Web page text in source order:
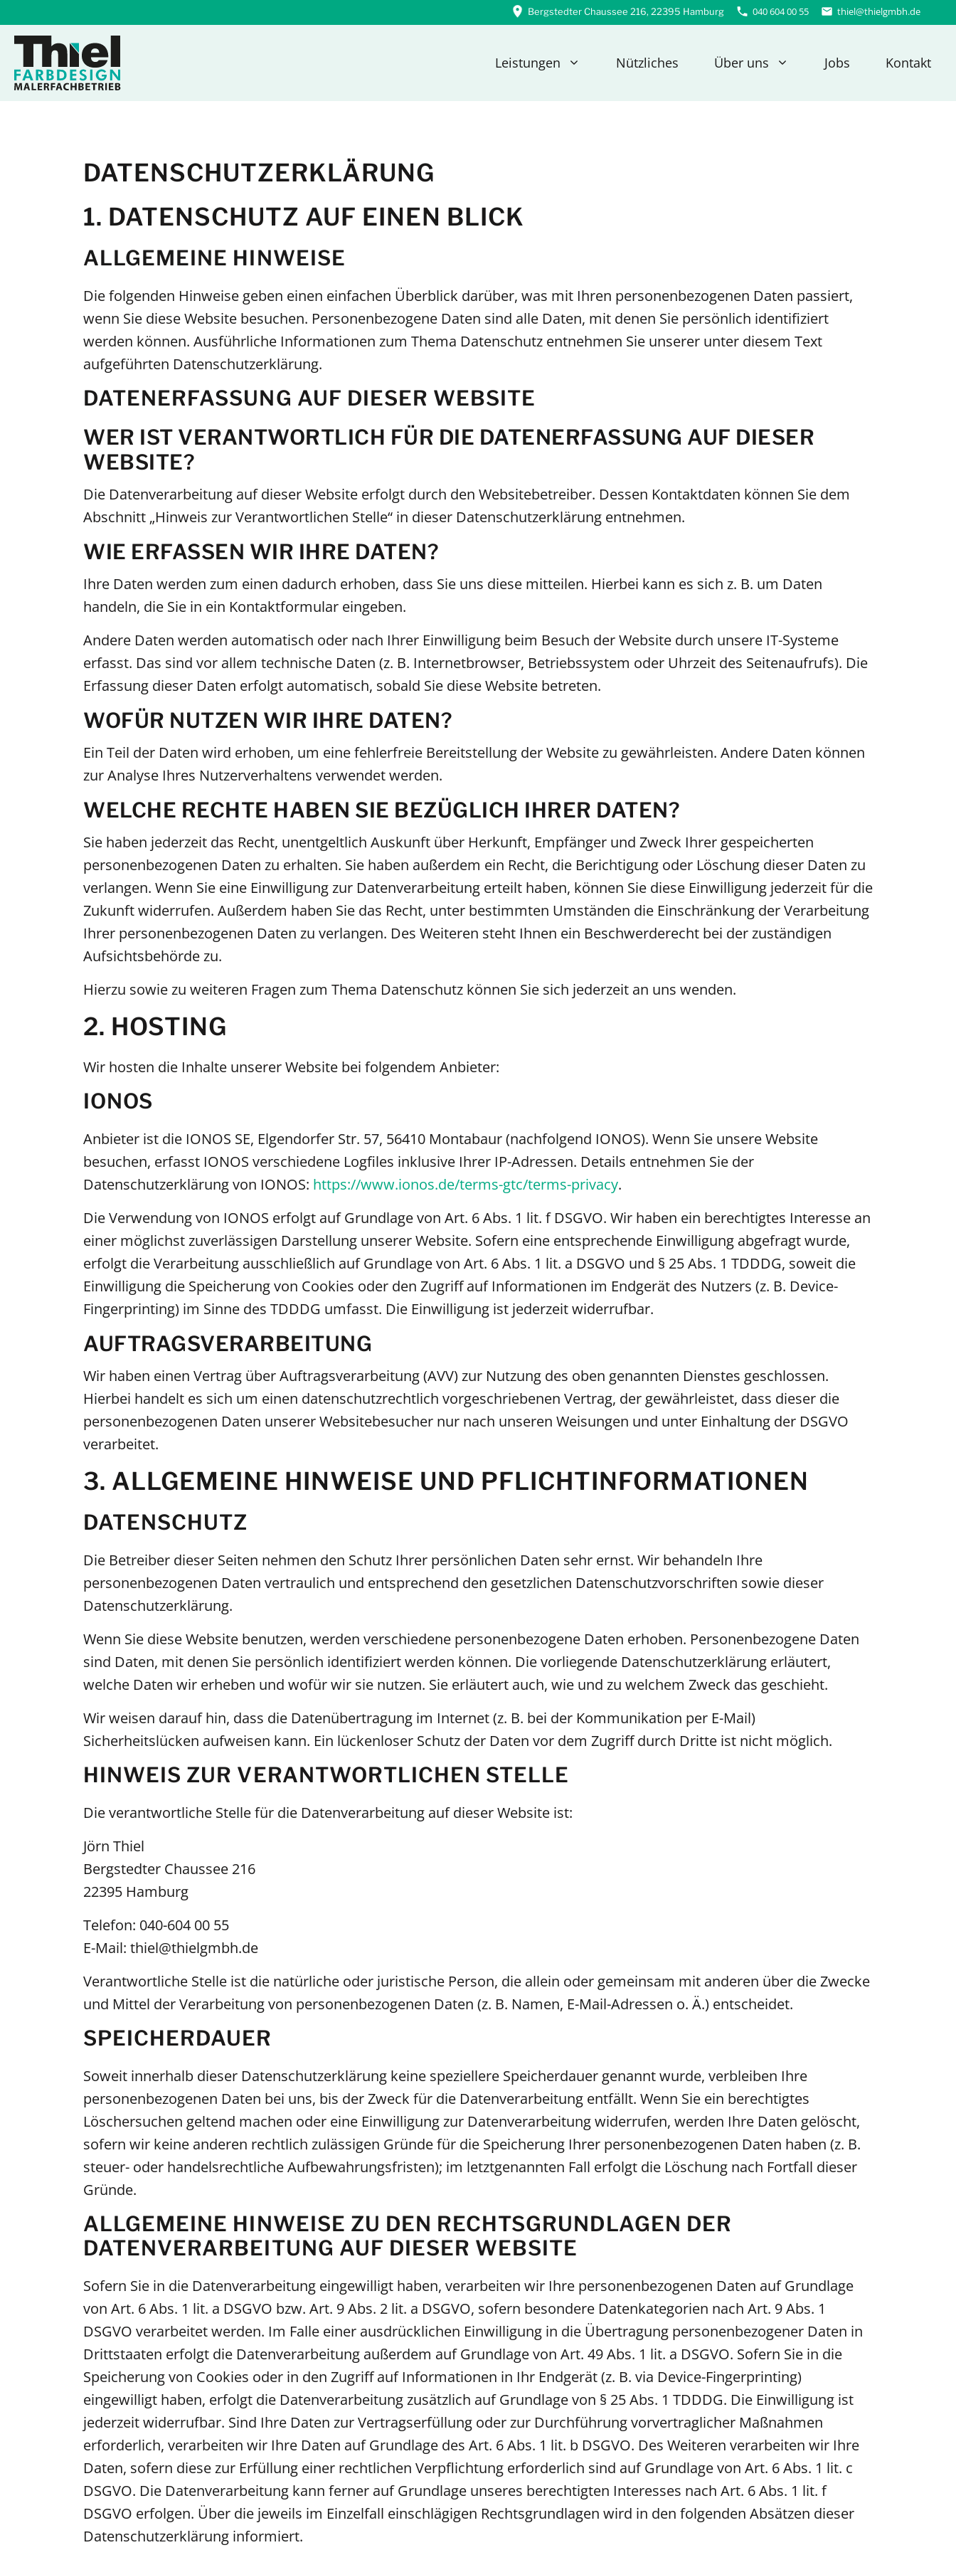
Inhalt
springen
Bergstedter Chaussee 216, 22395 Hamburg 040 604 00 55 thiel@thielgmbh.de
Leistungen Nützliches Über uns Jobs Kontakt
DATENSCHUTZ­ERKLÄRUNG
1. DATENSCHUTZ AUF EINEN BLICK
ALLGEMEINE HINWEISE
Die folgenden Hinweise geben einen einfachen Überblick darüber, was mit Ihren personenbezogenen Daten passiert,
wenn Sie diese Website besuchen. Personenbezogene Daten sind alle Daten, mit denen Sie persönlich identifiziert
werden können. Ausführliche Informationen zum Thema Datenschutz entnehmen Sie unserer unter diesem Text
aufgeführten Datenschutzerklärung.
DATENERFASSUNG AUF DIESER WEBSITE
WER IST VERANTWORTLICH FÜR DIE DATENERFASSUNG AUF DIESER
WEBSITE?
Die Datenverarbeitung auf dieser Website erfolgt durch den Websitebetreiber. Dessen Kontaktdaten können Sie dem
Abschnitt „Hinweis zur Verantwortlichen Stelle“ in dieser Datenschutzerklärung entnehmen.
WIE ERFASSEN WIR IHRE DATEN?
Ihre Daten werden zum einen dadurch erhoben, dass Sie uns diese mitteilen. Hierbei kann es sich z. B. um Daten
handeln, die Sie in ein Kontaktformular eingeben.
Andere Daten werden automatisch oder nach Ihrer Einwilligung beim Besuch der Website durch unsere IT-Systeme
erfasst. Das sind vor allem technische Daten (z. B. Internetbrowser, Betriebssystem oder Uhrzeit des Seitenaufrufs). Die
Erfassung dieser Daten erfolgt automatisch, sobald Sie diese Website betreten.
WOFÜR NUTZEN WIR IHRE DATEN?
Ein Teil der Daten wird erhoben, um eine fehlerfreie Bereitstellung der Website zu gewährleisten. Andere Daten können
zur Analyse Ihres Nutzerverhaltens verwendet werden.
WELCHE RECHTE HABEN SIE BEZÜGLICH IHRER DATEN?
Sie haben jederzeit das Recht, unentgeltlich Auskunft über Herkunft, Empfänger und Zweck Ihrer gespeicherten
personenbezogenen Daten zu erhalten. Sie haben außerdem ein Recht, die Berichtigung oder Löschung dieser Daten zu
verlangen. Wenn Sie eine Einwilligung zur Datenverarbeitung erteilt haben, können Sie diese Einwilligung jederzeit für die
Zukunft widerrufen. Außerdem haben Sie das Recht, unter bestimmten Umständen die Einschränkung der Verarbeitung
Ihrer personenbezogenen Daten zu verlangen. Des Weiteren steht Ihnen ein Beschwerderecht bei der zuständigen
Aufsichtsbehörde zu.
Hierzu sowie zu weiteren Fragen zum Thema Datenschutz können Sie sich jederzeit an uns wenden.
2. HOSTING
Wir hosten die Inhalte unserer Website bei folgendem Anbieter:
IONOS
Anbieter ist die IONOS SE, Elgendorfer Str. 57, 56410 Montabaur (nachfolgend IONOS). Wenn Sie unsere Website
besuchen, erfasst IONOS verschiedene Logfiles inklusive Ihrer IP-Adressen. Details entnehmen Sie der
Datenschutzerklärung von IONOS: https://www.ionos.de/terms-gtc/terms-privacy.
Die Verwendung von IONOS erfolgt auf Grundlage von Art. 6 Abs. 1 lit. f DSGVO. Wir haben ein berechtigtes Interesse an
einer möglichst zuverlässigen Darstellung unserer Website. Sofern eine entsprechende Einwilligung abgefragt wurde,
erfolgt die Verarbeitung ausschließlich auf Grundlage von Art. 6 Abs. 1 lit. a DSGVO und § 25 Abs. 1 TDDDG, soweit die
Einwilligung die Speicherung von Cookies oder den Zugriff auf Informationen im Endgerät des Nutzers (z. B. Device-
Fingerprinting) im Sinne des TDDDG umfasst. Die Einwilligung ist jederzeit widerrufbar.
AUFTRAGSVERARBEITUNG
Wir haben einen Vertrag über Auftragsverarbeitung (AVV) zur Nutzung des oben genannten Dienstes geschlossen.
Hierbei handelt es sich um einen datenschutzrechtlich vorgeschriebenen Vertrag, der gewährleistet, dass dieser die
personenbezogenen Daten unserer Websitebesucher nur nach unseren Weisungen und unter Einhaltung der DSGVO
verarbeitet.
3. ALLGEMEINE HINWEISE UND PFLICHT­INFORMATIONEN
DATENSCHUTZ
Die Betreiber dieser Seiten nehmen den Schutz Ihrer persönlichen Daten sehr ernst. Wir behandeln Ihre
personenbezogenen Daten vertraulich und entsprechend den gesetzlichen Datenschutzvorschriften sowie dieser
Datenschutzerklärung.
Wenn Sie diese Website benutzen, werden verschiedene personenbezogene Daten erhoben. Personenbezogene Daten
sind Daten, mit denen Sie persönlich identifiziert werden können. Die vorliegende Datenschutzerklärung erläutert,
welche Daten wir erheben und wofür wir sie nutzen. Sie erläutert auch, wie und zu welchem Zweck das geschieht.
Wir weisen darauf hin, dass die Datenübertragung im Internet (z. B. bei der Kommunikation per E-Mail)
Sicherheitslücken aufweisen kann. Ein lückenloser Schutz der Daten vor dem Zugriff durch Dritte ist nicht möglich.
HINWEIS ZUR VERANTWORTLICHEN STELLE
Die verantwortliche Stelle für die Datenverarbeitung auf dieser Website ist:
Jörn Thiel
Bergstedter Chaussee 216
22395 Hamburg
Telefon: 040-604 00 55
E-Mail: thiel@thielgmbh.de
Verantwortliche Stelle ist die natürliche oder juristische Person, die allein oder gemeinsam mit anderen über die Zwecke
und Mittel der Verarbeitung von personenbezogenen Daten (z. B. Namen, E-Mail-Adressen o. Ä.) entscheidet.
SPEICHERDAUER
Soweit innerhalb dieser Datenschutzerklärung keine speziellere Speicherdauer genannt wurde, verbleiben Ihre
personenbezogenen Daten bei uns, bis der Zweck für die Datenverarbeitung entfällt. Wenn Sie ein berechtigtes
Löschersuchen geltend machen oder eine Einwilligung zur Datenverarbeitung widerrufen, werden Ihre Daten gelöscht,
sofern wir keine anderen rechtlich zulässigen Gründe für die Speicherung Ihrer personenbezogenen Daten haben (z. B.
steuer- oder handelsrechtliche Aufbewahrungsfristen); im letztgenannten Fall erfolgt die Löschung nach Fortfall dieser
Gründe.
ALLGEMEINE HINWEISE ZU DEN RECHTSGRUNDLAGEN DER
DATENVERARBEITUNG AUF DIESER WEBSITE
Sofern Sie in die Datenverarbeitung eingewilligt haben, verarbeiten wir Ihre personenbezogenen Daten auf Grundlage
von Art. 6 Abs. 1 lit. a DSGVO bzw. Art. 9 Abs. 2 lit. a DSGVO, sofern besondere Datenkategorien nach Art. 9 Abs. 1
DSGVO verarbeitet werden. Im Falle einer ausdrücklichen Einwilligung in die Übertragung personenbezogener Daten in
Drittstaaten erfolgt die Datenverarbeitung außerdem auf Grundlage von Art. 49 Abs. 1 lit. a DSGVO. Sofern Sie in die
Speicherung von Cookies oder in den Zugriff auf Informationen in Ihr Endgerät (z. B. via Device-Fingerprinting)
eingewilligt haben, erfolgt die Datenverarbeitung zusätzlich auf Grundlage von § 25 Abs. 1 TDDDG. Die Einwilligung ist
jederzeit widerrufbar. Sind Ihre Daten zur Vertragserfüllung oder zur Durchführung vorvertraglicher Maßnahmen
erforderlich, verarbeiten wir Ihre Daten auf Grundlage des Art. 6 Abs. 1 lit. b DSGVO. Des Weiteren verarbeiten wir Ihre
Daten, sofern diese zur Erfüllung einer rechtlichen Verpflichtung erforderlich sind auf Grundlage von Art. 6 Abs. 1 lit. c
DSGVO. Die Datenverarbeitung kann ferner auf Grundlage unseres berechtigten Interesses nach Art. 6 Abs. 1 lit. f
DSGVO erfolgen. Über die jeweils im Einzelfall einschlägigen Rechtsgrundlagen wird in den folgenden Absätzen dieser
Datenschutzerklärung informiert.